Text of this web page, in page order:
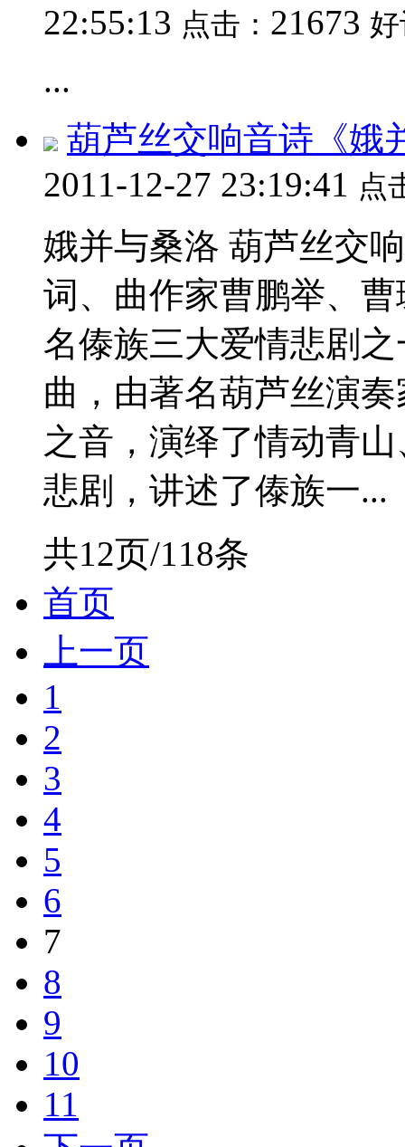
22:55:13 点击： 21673
...
葫芦丝交响音诗《娥
2011-12-27 23:19:41 点
娥并与桑洛 葫芦丝交
词、曲作家曹鹏举、
名傣族三大爱情悲剧
曲，由著名葫芦丝演
之音，演绎了情动青
悲剧，讲述了傣族一...
共12页/118条
首页
上一页
1
2
3
4
5
6
7
8
9
10
11